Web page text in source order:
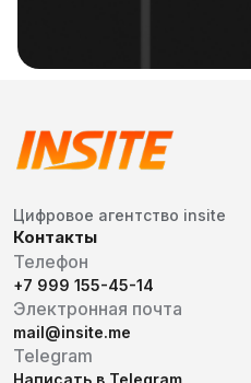
Цифровое агентство insite
Контакты
Телефон
+7 999 155-45-14
Электронная почта
mail@insite.me
Telegram
Написать в Telegram